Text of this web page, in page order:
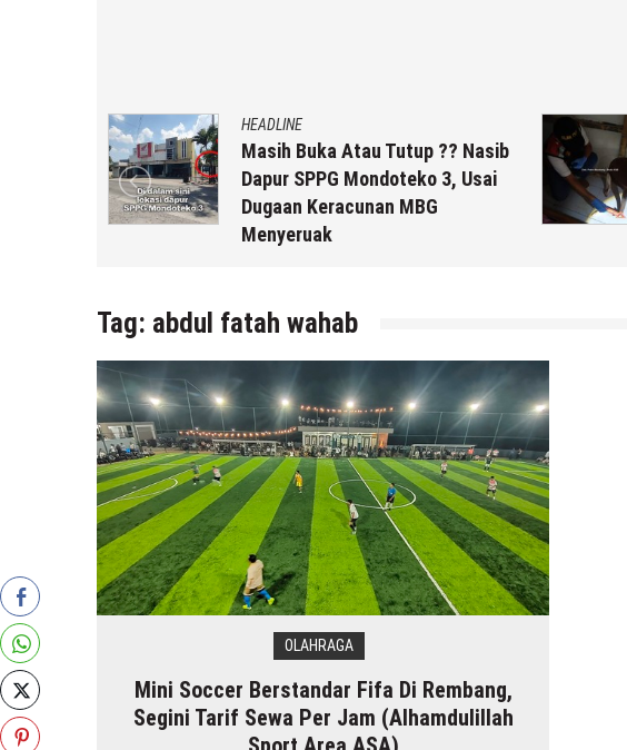
HEADLINE
Masih Buka Atau Tutup ?? Nasib
Dapur SPPG Mondoteko 3, Usai
Dugaan Keracunan MBG
Menyeruak
Tag: abdul fatah wahab
OLAHRAGA
Mini Soccer Berstandar Fifa Di Rembang,
Segini Tarif Sewa Per Jam (Alhamdulillah